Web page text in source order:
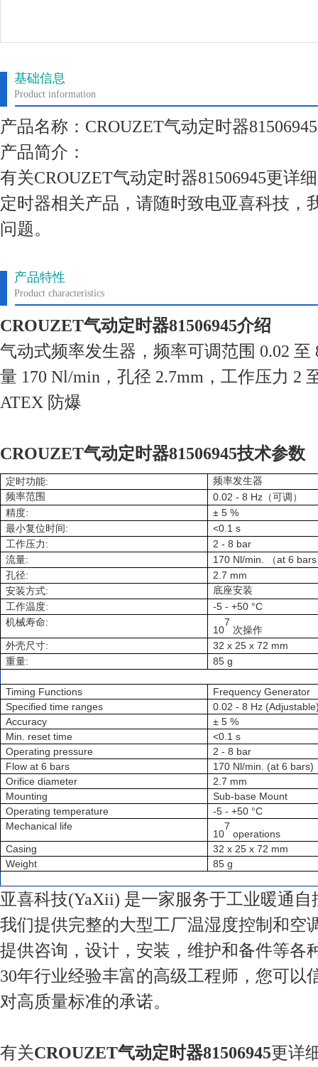
基础信息
Product information
产品名称：CROUZET气动定时器81506945
产品简介：
有关CROUZET气动定时器81506945更详
定时器相关产品，请随时致电亚喜科技，
问题。
产品特性
Product characteristics
CROUZET气动定时器81506945介绍
气动式频率发生器，频率可调范围 0.02 至
量 170 Nl/min，孔径 2.7mm，工作压力 2
ATEX 防爆
CROUZET气动定时器81506945技术参数
定时功能:
频率发生器
频率范围
0.02 - 8 Hz （可调）
精度: ± 5 %
最小复位时间 : <0.1 s
工作压力 : 2 - 8 bar
流量: 170 Nl/min. （at 6 bars
孔径: 2.7 mm
安装方式:
底座安装
工作温度: -5 - +50 °C
机械寿命:
10
7
次操作
外壳尺寸: 32 x 25 x 72 mm
重量: 85 g
Timing Functions
Frequency Generator
Specified time ranges
0.02 - 8 Hz
Accuracy
± 5 %
Min. reset time
<0.1 s
Operating pressure
2 - 8 bar
Flow at 6 bars
170 Nl/min. (at 6 bars)
Orifice diameter
2.7 mm
Mounting
Sub-base Mount
Operating temperature
-5 - +50 °C
Mechanical life
10
7
operations
Casing
32 x 25 x 72 mm
Weight
85 g
亚喜科技(YaXii) 是一家服务于工业暖通自
我们提供完整的大型工厂温湿度控制和空
提供咨询，设计，安装，维护和备件等各
30年行业经验丰富的高级工程师，您可以
对高质量标准的承诺。
有关CROUZET气动定时器81506945更详